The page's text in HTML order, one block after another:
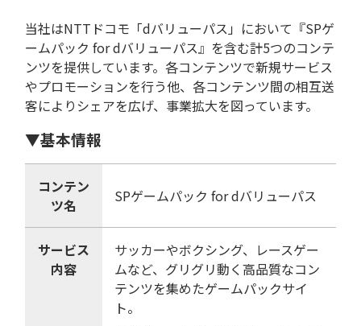
当社はNTTドコモ「dバリューパス」において『SPゲ
ームパック for dバリューパス』を含む計5つのコンテ
ンツを提供しています。各コンテンツで新規サービス
やプロモーションを行う他、各コンテンツ間の相互送
客によりシェアを広げ、事業拡大を図っています。
▼基本情報
コンテン
ツ名
SPゲームパック for dバリューパス
サービス
内容
サッカーやボクシング、レースゲー
ムなど、グリグリ動く高品質なコン
テンツを集めたゲームパックサイ
ト。